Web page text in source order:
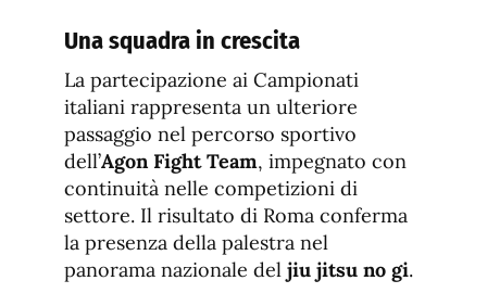
Una squadra in crescita
La partecipazione ai Campionati
italiani rappresenta un ulteriore
passaggio nel percorso sportivo
dell’Agon Fight Team, impegnato con
continuità nelle competizioni di
settore. Il risultato di Roma conferma
la presenza della palestra nel
panorama nazionale del jiu jitsu no gi.